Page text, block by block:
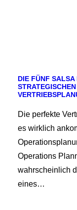
DIE FÜNF SALSA
Die perfekte
es wirklich
Operations
wahrscheinlich
eines…